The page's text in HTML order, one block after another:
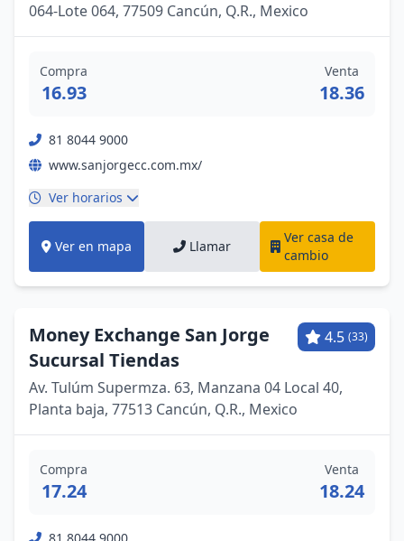
064-Lote 064, 77509 Cancún, Q.R., Mexico
Compra
16.93
Venta
18.36
81 8044 9000
www.sanjorgecc.com.mx/
Ver horarios
Ver en mapa Llamar
Ver casa de
cambio
Money Exchange San Jorge
Sucursal Tiendas
4.5 (33)
Av. Tulúm Supermza. 63, Manzana 04 Local 40,
Planta baja, 77513 Cancún, Q.R., Mexico
Compra
17.24
Venta
18.24